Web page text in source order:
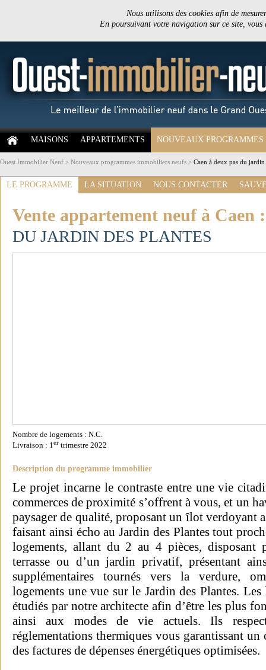
Nous utilisons des cookies afin de
En poursuivant votre navigation sur ce site,
MAISONS APPARTEMENTS NOUVEAUX PROGRAMMES
Ouest Immobilier Neuf > Nouveaux programmes immobiliers neufs > Caen à deux pas du
LE PROGRAMME LA SITUATION NOUS CONTACTER
Vente appartement neuf à Caen
DU JARDIN DES PLANTES
Nombre de logements : N.C.
Livraison : 1er trimestre 2022
Description du programme immobilier
Le projet incarne le contraste entre une vie
commerces de proximité s’offrent à vous, et un
paysager de qualité, proposant un îlot verdoyant
faisant ainsi écho au Jardin des Plantes tout
logements, allant du 2 au 4 pièces, disposant
terrasse ou d’un jardin privatif, présentant
supplémentaires tournés vers la verdure,
logements une vue sur le Jardin des Plantes.
étudiés par notre architecte afin d’être les plus
ainsi aux modes de vie actuels. Ils
réglementations thermiques vous garantissant
des factures de dépenses énergétiques optimisées.